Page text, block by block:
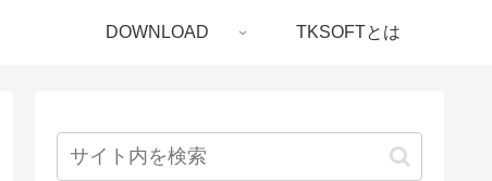
DOWNLOAD TKSOFTとは